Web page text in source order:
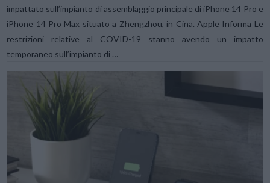
impattato sull’impianto di assemblaggio principale di iPhone 14 Pro e
iPhone 14 Pro Max situato a Zhengzhou, in Cina. Apple Informa Le
restrizioni relative al COVID-19 stanno avendo un impatto
temporaneo sull’impianto di …